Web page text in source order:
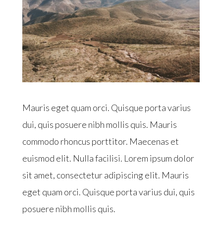
Mauris eget quam orci. Quisque porta varius
dui, quis posuere nibh mollis quis. Mauris
commodo rhoncus porttitor. Maecenas et
euismod elit. Nulla facilisi. Lorem ipsum dolor
sit amet, consectetur adipiscing elit. Mauris
eget quam orci. Quisque porta varius dui, quis
posuere nibh mollis quis.